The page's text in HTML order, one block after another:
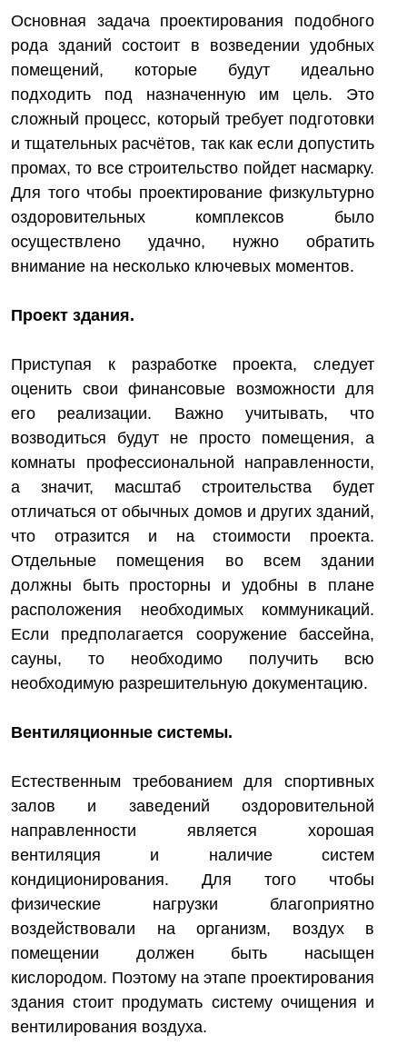
Основная задача проектирования подобного
рода зданий состоит в возведении удобных
помещений, которые будут идеально
подходить под назначенную им цель. Это
сложный процесс, который требует подготовки
и тщательных расчётов, так как если допустить
промах, то все строительство пойдет насмарку.
Для того чтобы проектирование физкультурно
оздоровительных комплексов было
осуществлено удачно, нужно обратить
внимание на несколько ключевых моментов.
Проект здания.
Приступая к разработке проекта, следует
оценить свои финансовые возможности для
его реализации. Важно учитывать, что
возводиться будут не просто помещения, а
комнаты профессиональной направленности,
а значит, масштаб строительства будет
отличаться от обычных домов и других зданий,
что отразится и на стоимости проекта.
Отдельные помещения во всем здании
должны быть просторны и удобны в плане
расположения необходимых коммуникаций.
Если предполагается сооружение бассейна,
сауны, то необходимо получить всю
необходимую разрешительную документацию.
Вентиляционные системы.
Естественным требованием для спортивных
залов и заведений оздоровительной
направленности является хорошая
вентиляция и наличие систем
кондиционирования. Для того чтобы
физические нагрузки благоприятно
воздействовали на организм, воздух в
помещении должен быть насыщен
кислородом. Поэтому на этапе проектирования
здания стоит продумать систему очищения и
вентилирования воздуха.